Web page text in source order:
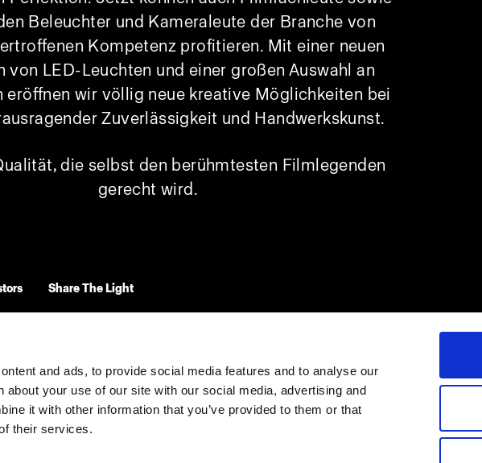
and ads, to provide social media features and to analyse our
about your use of our site with our social media, advertising and
it with other information that you’ve provided to them or that
their services.
Beleuchter und Kameraleute der Branche von
Kompetenz profitieren. Mit einer neuen
von LED-Leuchten und einer großen Auswahl an
eröffnen wir völlig neue kreative Möglichkeiten bei
Zuverlässigkeit und Handwerkskunst.
die selbst den berühmtesten Filmlegenden
gerecht wird.
Share The Light